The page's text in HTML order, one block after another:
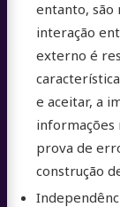
entanto, são
interação
externo é
e aceitar, a
informações
prova de
construção